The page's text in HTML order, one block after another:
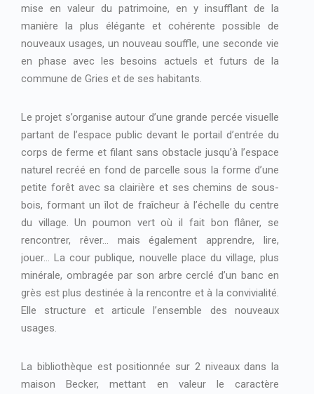
mise en valeur du patrimoine, en y insufflant de la
manière la plus élégante et cohérente possible de
nouveaux usages, un nouveau souffle, une seconde vie
en phase avec les besoins actuels et futurs de la
commune de Gries et de ses habitants.
Le projet s’organise autour d’une grande percée visuelle
partant de l’espace public devant le portail d’entrée du
corps de ferme et filant sans obstacle jusqu’à l’espace
naturel recréé en fond de parcelle sous la forme d’une
petite forêt avec sa clairière et ses chemins de sous-
bois, formant un îlot de fraîcheur à l’échelle du centre
du village. Un poumon vert où il fait bon flâner, se
rencontrer, rêver… mais également apprendre, lire,
jouer… La cour publique, nouvelle place du village, plus
minérale, ombragée par son arbre cerclé d’un banc en
grès est plus destinée à la rencontre et à la convivialité.
Elle structure et articule l’ensemble des nouveaux
usages.
La bibliothèque est positionnée sur 2 niveaux dans la
maison Becker, mettant en valeur le caractère